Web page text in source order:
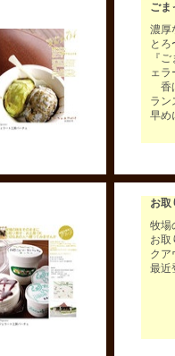
ご
濃厚
と
『
ェ
香
ラン
早め
お
牧場
お取
クア
最近